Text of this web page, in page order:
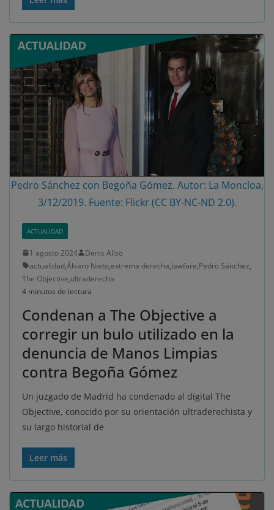
Pedro Sánchez con Begoña Gómez. Autor: La Moncloa,
3/12/2019. Fuente: Flickr (CC BY-NC-ND 2.0).
ACTUALIDAD
1 agosto 2024
Denis Allso
actualidad,Álvaro Nieto,extrema derecha,lawfare,Pedro Sánchez,
The Objective,ultraderecha
4 minutos de lectura
Condenan a The Objective a
corregir un bulo utilizado en la
denuncia de Manos Limpias
contra Begoña Gómez
Un juzgado de Madrid ha condenado al digital The
Objective, conocido por su orientación ultraderechista y
su largo historial de
Leer más